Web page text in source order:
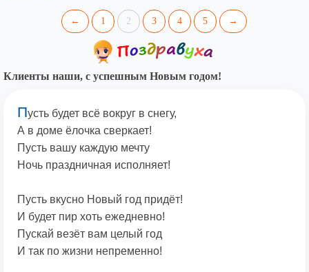
← 1 2 3 4 5 →
Клиенты наши, с успешным Новым годом!
Пусть будет всё вокруг в снегу,
А в доме ёлочка сверкает!
Пусть вашу каждую мечту
Ночь праздничная исполняет!
Пусть вкусно Новый год придёт!
И будет пир хоть ежедневно!
Пускай везёт вам целый год
И так по жизни непременно!